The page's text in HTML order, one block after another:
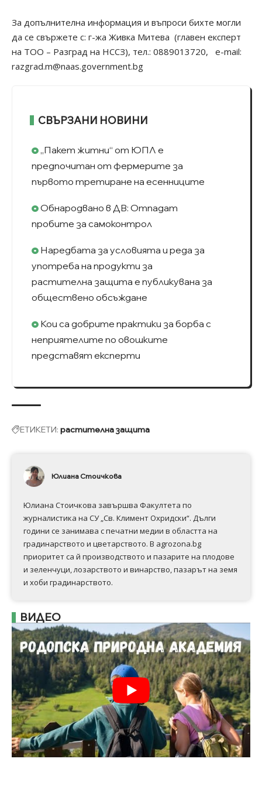
За допълнителна информация и въпроси бихте могли
да се свържете с: г-жа Живка Митева (главен експерт
на ТОО – Разград на НССЗ), тел.: 0889013720, е-mail:
razgrad.m@naas.government.bg
СВЪРЗАНИ НОВИНИ
„Пакет житни“ от ЮПЛ е
предпочитан от фермерите за
първото третиране на есенниците
Обнародвано в ДВ: Отпадат
пробите за самоконтрол
Наредбата за условията и реда за
употреба на продукти за
растителна защита е публикувана за
обществено обсъждане
Кои са добрите практики за борба с
неприятелите по овошките
представят експерти
ЕТИКЕТИ: растителна защита
Юлиана Стоичкова
Юлиана Стоичкова завършва Факултета по
журналистика на СУ „Св. Климент Охридски“. Дълги
години се занимава с печатни медии в областта на
градинарството и цветарството. В agrozona.bg
приоритет са й производството и пазарите на плодове
и зеленчуци, лозарството и винарство, пазарът на земя
и хоби градинарството.
ВИДЕО